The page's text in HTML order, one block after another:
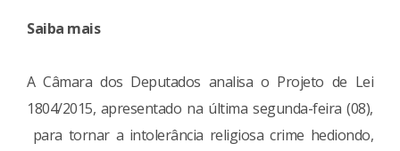
Saiba mais
A Câmara dos Deputados analisa o Projeto de Lei
1804/2015, apresentado na última segunda-feira (08),
para tornar a intolerância religiosa crime hediondo,